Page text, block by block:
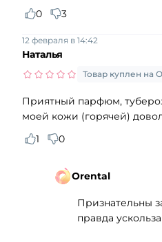
0
3
Наталья
12 февраля в 14:42
Товар куплен на
Приятный парфюм,
моей кожи (горячей)
1
0
Orental
Признательны
правда